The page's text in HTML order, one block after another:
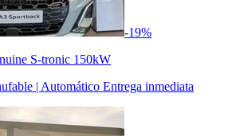
-19%
S-tronic 150kW
| Automático Entrega inmediata